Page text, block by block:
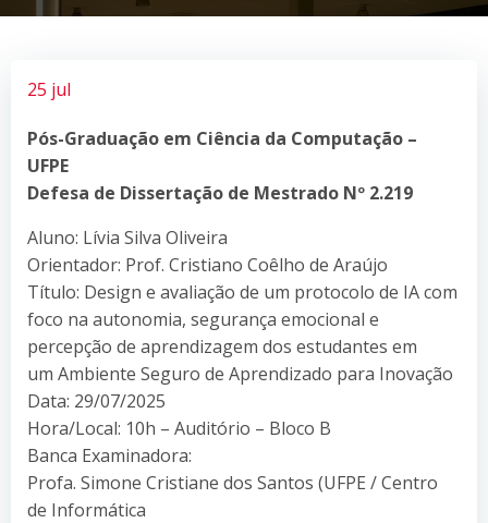
25 jul
Pós-Graduação em Ciência da Computação –
UFPE
Defesa de Dissertação de Mestrado Nº 2.219
Aluno: Lívia Silva Oliveira
Orientador: Prof. Cristiano Coêlho de Araújo
Título: Design e avaliação de um protocolo de IA com
foco na autonomia, segurança emocional e
percepção de aprendizagem dos estudantes em
um Ambiente Seguro de Aprendizado para Inovação
Data: 29/07/2025
Hora/Local: 10h – Auditório – Bloco B
Banca Examinadora:
Profa. Simone Cristiane dos Santos (UFPE / Centro
de Informática